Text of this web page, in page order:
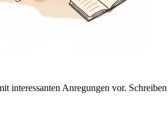
interessanten Anregungen vor.